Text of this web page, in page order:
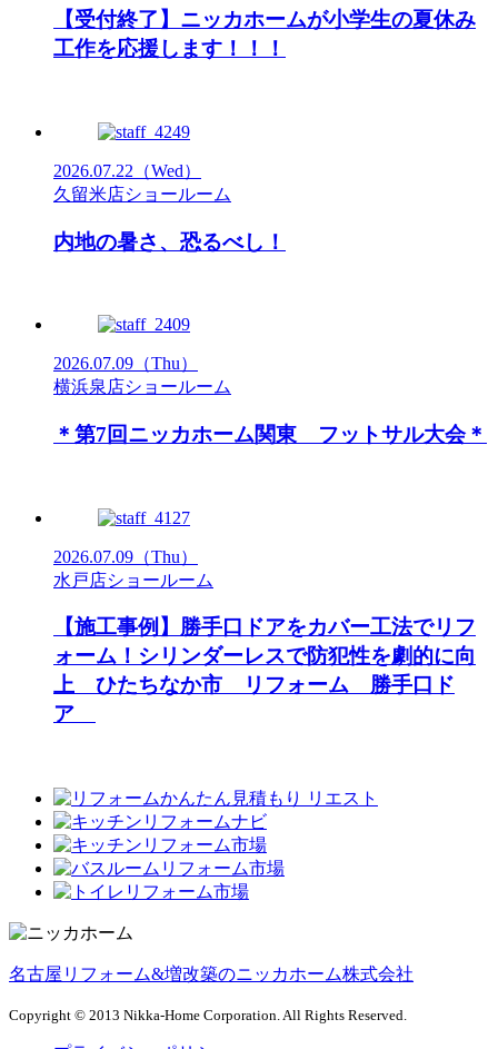
【受付終了】ニッカホームが小学生の夏休み
工作を応援します！！！
2026.07.22 （Wed）
久留米店ショールーム
内地の暑さ、恐るべし！
2026.07.09 （Thu）
横浜泉店ショールーム
＊第7回ニッカホーム関東 フットサル大会＊
2026.07.09 （Thu）
水戸店ショールーム
【施工事例】勝手口ドアをカバー工法でリフ
ォーム！シリンダーレスで防犯性を劇的に向
上 ひたちなか市 リフォーム 勝手口ド
ア
名古屋リフォーム&増改築のニッカホーム株式会社
Copyright © 2013 Nikka-Home Corporation. All Rights Reserved.